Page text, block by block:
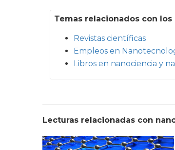
Temas relacionados con los
Revistas científicas
Empleos en
Libros en nanociencia y
Lecturas relacionadas con